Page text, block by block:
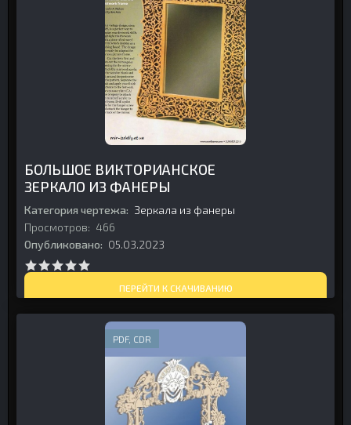
БОЛЬШОЕ ВИКТОРИАНСКОЕ
ЗЕРКАЛО ИЗ ФАНЕРЫ
Категория чертежа: Зеркала из фанеры
Просмотров: 466
Опубликовано: 05.03.2023
ПЕРЕЙТИ К СКАЧИВАНИЮ
PDF, CDR